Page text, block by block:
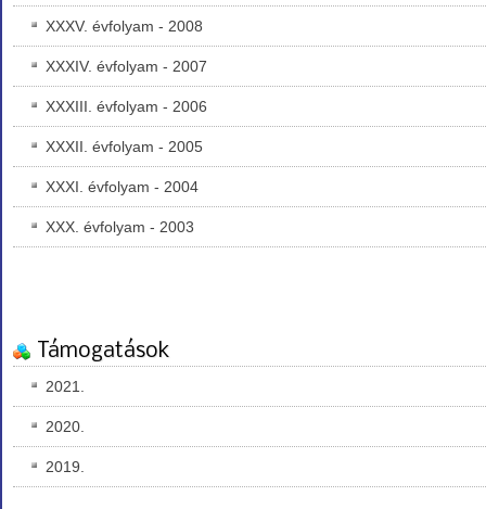
XXXV. évfolyam - 2008
XXXIV. évfolyam - 2007
XXXIII. évfolyam - 2006
XXXII. évfolyam - 2005
XXXI. évfolyam - 2004
XXX. évfolyam - 2003
Támogatások
2021.
2020.
2019.